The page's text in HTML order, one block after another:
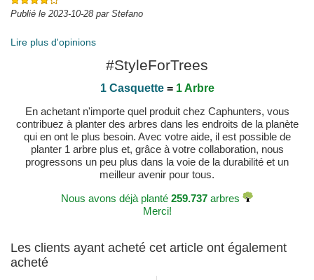
Publié le 2023-10-28 par Stefano
Lire plus d'opinions
#StyleForTrees
1 Casquette= 1 Arbre
En achetant n'importe quel produit chez Caphunters, vous
contribuez à planter des arbres dans les endroits de la planète
qui en ont le plus besoin. Avec votre aide, il est possible de
planter 1 arbre plus et, grâce à votre collaboration, nous
progressons un peu plus dans la voie de la durabilité et un
meilleur avenir pour tous.
Nous avons déjà planté 259.737 arbres
Merci!
Les clients ayant acheté cet article ont également
acheté